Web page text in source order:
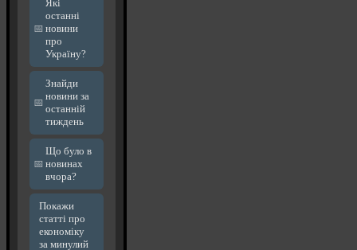
Які
останні
новини
про
Україну?
Знайди
новини за
останній
тиждень
Що було в
новинах
вчора?
Покажи
статті про
економіку
за минулий